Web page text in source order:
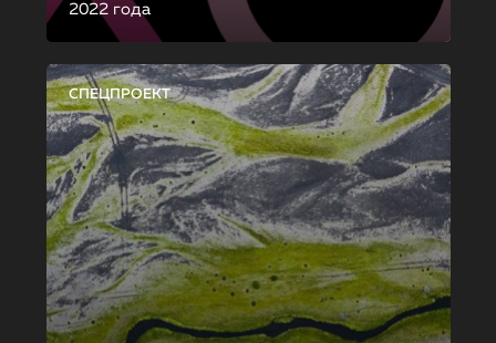
2022 года
СПЕЦПРОЕКТ